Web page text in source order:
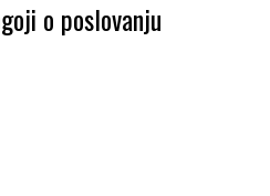
o poslovanju